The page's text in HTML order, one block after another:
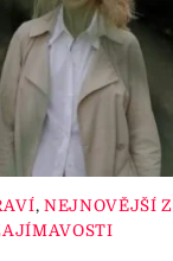
, NEJNOVĚJŠÍ